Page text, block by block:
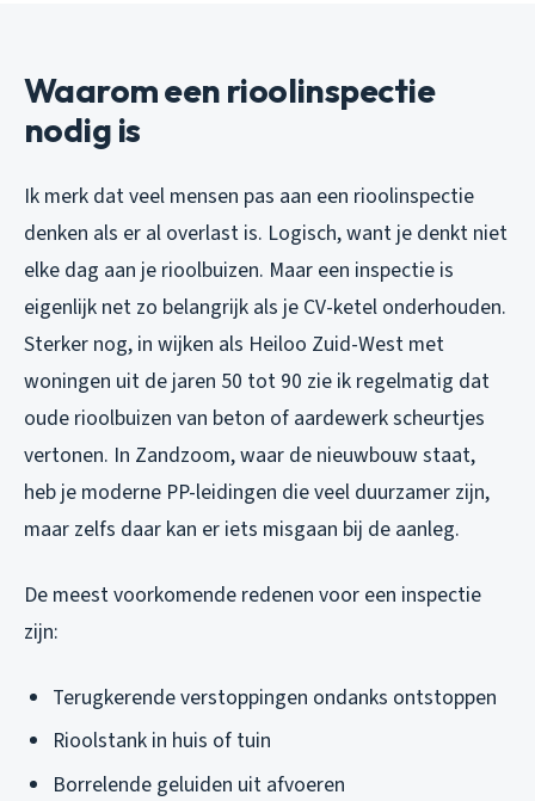
Waarom een rioolinspectie
nodig is
Ik merk dat veel mensen pas aan een rioolinspectie
denken als er al overlast is. Logisch, want je denkt niet
elke dag aan je rioolbuizen. Maar een inspectie is
eigenlijk net zo belangrijk als je CV-ketel onderhouden.
Sterker nog, in wijken als Heiloo Zuid-West met
woningen uit de jaren 50 tot 90 zie ik regelmatig dat
oude rioolbuizen van beton of aardewerk scheurtjes
vertonen. In Zandzoom, waar de nieuwbouw staat,
heb je moderne PP-leidingen die veel duurzamer zijn,
maar zelfs daar kan er iets misgaan bij de aanleg.
De meest voorkomende redenen voor een inspectie
zijn:
Terugkerende verstoppingen ondanks ontstoppen
Rioolstank in huis of tuin
Borrelende geluiden uit afvoeren